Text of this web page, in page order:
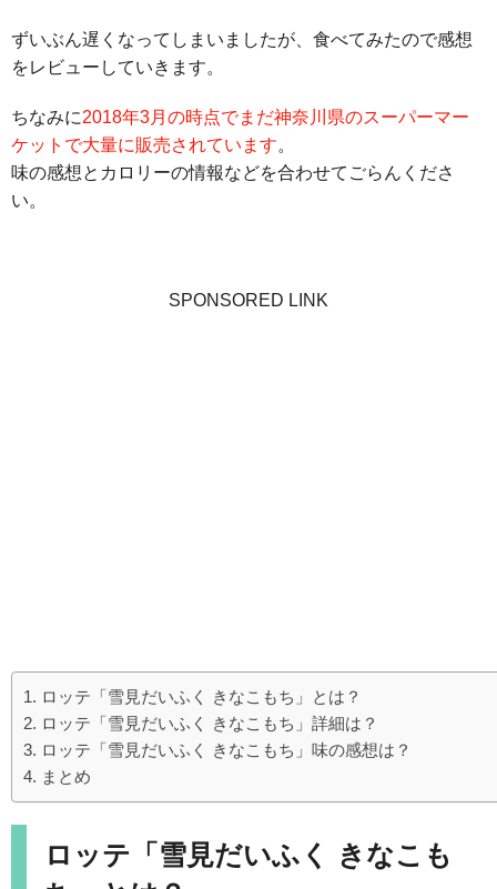
ずいぶん遅くなってしまいましたが、食べてみたので感想
をレビューしていきます。
ちなみに2018年3月の時点でまだ神奈川県のスーパーマー
ケットで大量に販売されています。
味の感想とカロリーの情報などを合わせてごらんくださ
い。
SPONSORED LINK
ロッテ「雪見だいふく きなこもち」とは？
ロッテ「雪見だいふく きなこもち」詳細は？
ロッテ「雪見だいふく きなこもち」味の感想は？
まとめ
ロッテ「雪見だいふく きなこも